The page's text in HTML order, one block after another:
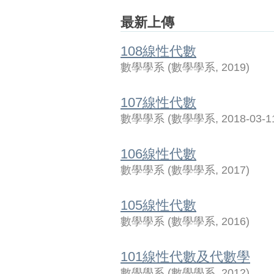
最新上傳
108線性代數
數學學系 (數學學系, 2019)
107線性代數
數學學系 (數學學系, 2018-03-
106線性代數
數學學系 (數學學系, 2017)
105線性代數
數學學系 (數學學系, 2016)
101線性代數及代數學